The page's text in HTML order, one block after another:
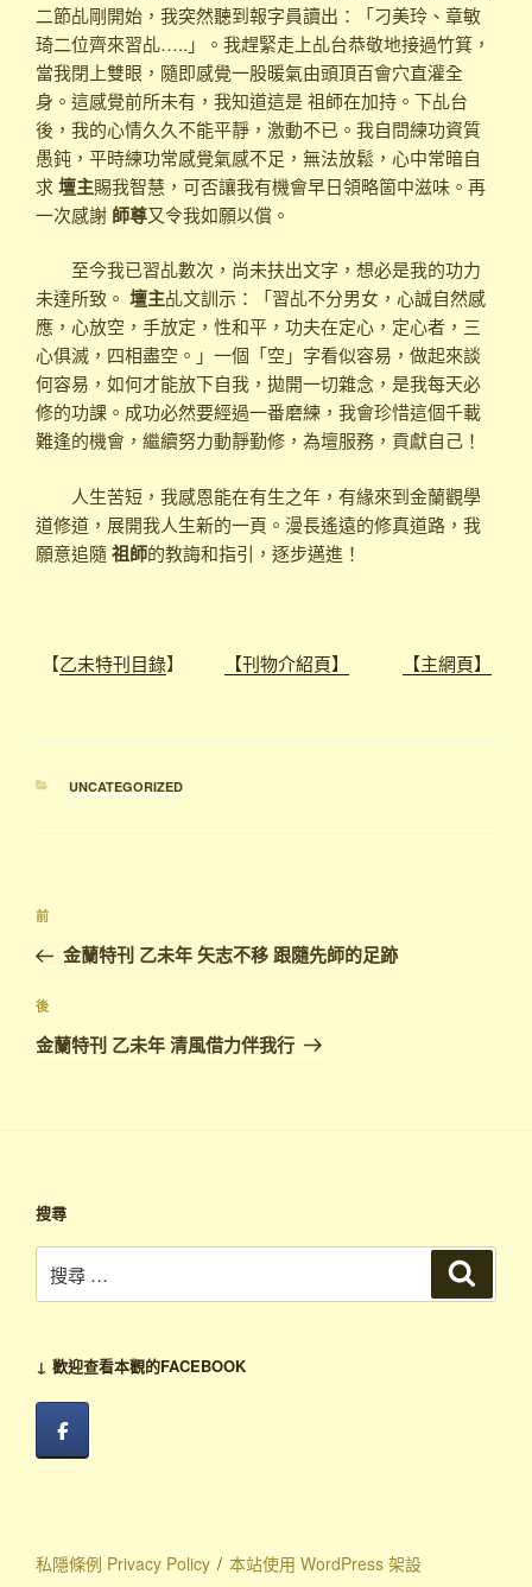
二節乩剛開始，我突然聽到報字員讀出：「刁美玲、章敏
琦二位齊來習乩…..」。我趕緊走上乩台恭敬地接過竹箕，
當我閉上雙眼，隨即感覺一股暖氣由頭頂百會穴直灌全
身。這感覺前所未有，我知道這是 祖師在加持。下乩台
後，我的心情久久不能平靜，激動不已。我自問練功資質
愚鈍，平時練功常感覺氣感不足，無法放鬆，心中常暗自
求 壇主賜我智慧，可否讓我有機會早日領略箇中滋味。再
一次感謝 師尊又令我如願以償。
至今我已習乩數次，尚未扶出文字，想必是我的功力
未達所致。 壇主乩文訓示：「習乩不分男女，心誠自然感
應，心放空，手放定，性和平，功夫在定心，定心者，三
心俱滅，四相盡空。」一個「空」字看似容易，做起來談
何容易，如何才能放下自我，拋開一切雜念，是我每天必
修的功課。成功必然要經過一番磨練，我會珍惜這個千載
難逢的機會，繼續努力動靜勤修，為壇服務，貢獻自己！
人生苦短，我感恩能在有生之年，有緣來到金蘭觀學
道修道，展開我人生新的一頁。漫長遙遠的修真道路，我
願意追隨 祖師的教誨和指引，逐步邁進！
【乙未特刊目錄】 【刊物介紹頁】 【主網頁】
分
UNCATEGORIZED
文
導
覽
上
一
篇
文
章
前
金蘭特刊 乙未年 矢志不移 跟隨先師的足跡
下
篇
文
後
金蘭特刊 乙未年 清風借力伴我行
搜尋
尋：
↓ 歡迎查看本觀的FACEBOOK
私隱條例 Privacy Policy 本站使用 WordPress 架設